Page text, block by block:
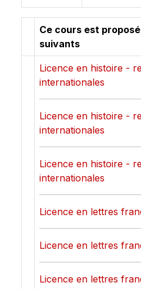
Ce cours est
suivants
Licence en histoire -
internationales
Licence en histoire -
internationales
Licence en histoire -
internationales
Licence en lettres
Licence en lettres
Licence en lettres